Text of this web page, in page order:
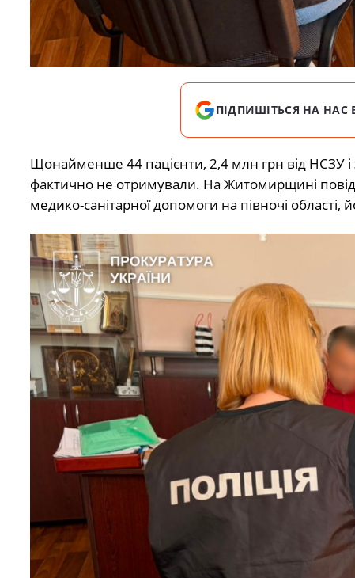
ПІДПИШІТЬСЯ НА НАС В
Щонайменше 44 пацієнти, 2,4 млн грн від НСЗУ і
фактично не отримували. На Житомирщині
медико-санітарної допомоги на півночі